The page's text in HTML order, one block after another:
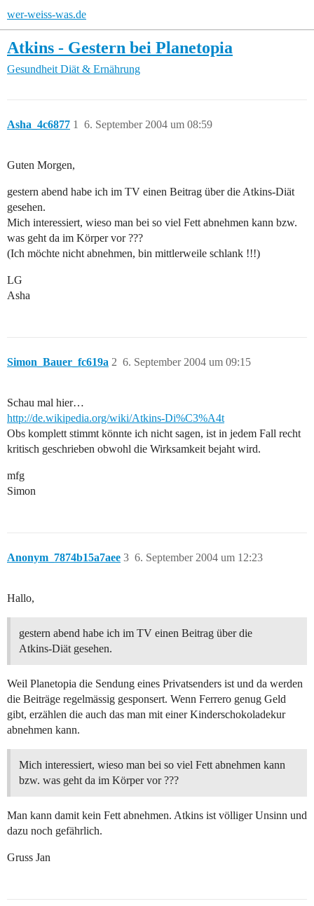
wer-weiss-was.de
Atkins - Gestern bei Planetopia
Gesundheit Diät & Ernährung
Asha_4c6877 6. September 2004 um 08:59
1
Guten Morgen,
gestern abend habe ich im TV einen Beitrag über die Atkins-Diät
gesehen.
Mich interessiert, wieso man bei so viel Fett abnehmen kann bzw.
was geht da im Körper vor ???
(Ich möchte nicht abnehmen, bin mittlerweile schlank !!!)
LG
Asha
Simon_Bauer_fc619a 6. September 2004 um 09:15
2
Schau mal hier…
http://de.wikipedia.org/wiki/Atkins-Di%C3%A4t
Obs komplett stimmt könnte ich nicht sagen, ist in jedem Fall recht
kritisch geschrieben obwohl die Wirksamkeit bejaht wird.
mfg
Simon
Anonym_7874b15a7aee 6. September 2004 um 12:23
3
Hallo,
gestern abend habe ich im TV einen Beitrag über die
Atkins-Diät gesehen.
Weil Planetopia die Sendung eines Privatsenders ist und da werden
die Beiträge regelmässig gesponsert. Wenn Ferrero genug Geld
gibt, erzählen die auch das man mit einer Kinderschokoladekur
abnehmen kann.
Mich interessiert, wieso man bei so viel Fett abnehmen kann
bzw. was geht da im Körper vor ???
Man kann damit kein Fett abnehmen. Atkins ist völliger Unsinn und
dazu noch gefährlich.
Gruss Jan